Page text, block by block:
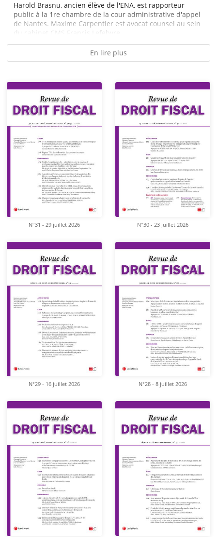
Harold Brasnu, ancien élève de l'ENA, est rapporteur
public à la 1re chambre de la cour administrative d'appel
de Nantes. Maxime Carpentier est avocat counsel au sein
du cabinet CMS Francis Lefebvre....
En lire plus
N°31 - 29 juillet 2026 N°30 - 23 juillet 2026
N°29 - 16 juillet 2026 N°28 - 8 juillet 2026